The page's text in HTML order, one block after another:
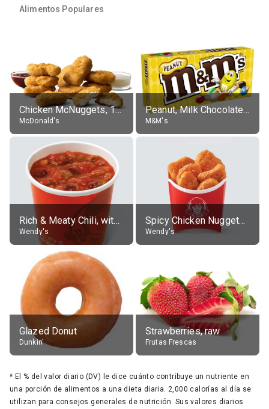
Alimentos Populares
Chicken McNuggets, 10 pieces, without sauce
McDonald's
Peanut, Milk Chocolate Candies
M&M's
Rich & Meaty Chili, without toppings, large
Wendy's
Spicy Chicken Nuggets, without sauce
Wendy's
Glazed Donut
Dunkin'
Strawberries, raw
Frutas Frescas
* El % del valor diario (DV) le dice cuánto contribuye un nutriente en
una porción de alimentos a una dieta diaria. 2,000 calorías al día se
utilizan para consejos generales de nutrición. Sus valores diarios